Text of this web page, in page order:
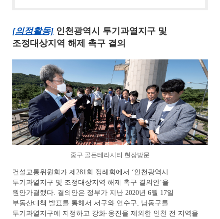
[의정활동]인천광역시 투기과열지구 및
조정대상지역 해제 촉구 결의
중구 골든테라시티 현장방문
건설교통위원회가 제281회 정례회에서 ‘인천광역시
투기과열지구 및 조정대상지역 해제 촉구 결의안’을
원안가결했다. 결의안은 정부가 지난 2020년 6월 17일
부동산대책 발표를 통해서 서구와 연수구, 남동구를
투기과열지구에 지정하고 강화·옹진을 제외한 인천 전 지역을